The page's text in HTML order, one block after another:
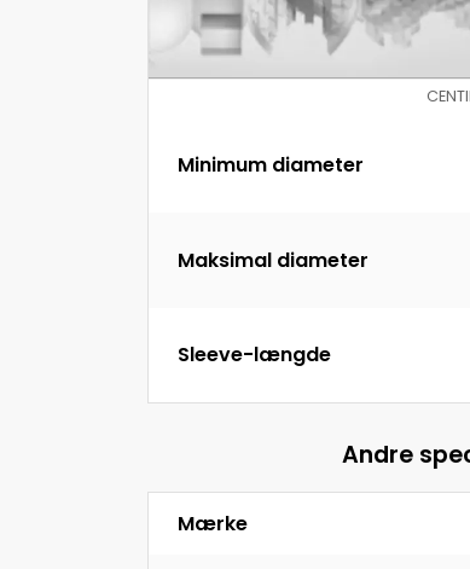
Minimum diameter
Maksimal diameter
Sleeve-længde
Andre
Mærke